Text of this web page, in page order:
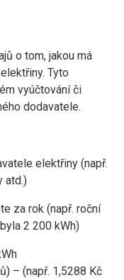
o tom, jakou má
Tyto
vyúčtování či
dodavatele.
elektřiny (např.
atd.)
za rok (např. roční
2 200 kWh)
– (např. 1,5288 Kč